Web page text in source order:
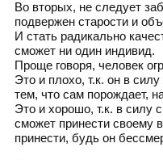
Во вторых, не следует
подвержен старости и
И стать радикально
сможет ни один индивид.
Проще говоря, человек
Это и плохо, т.к. он в
тем, что сам порождает,
Это и хорошо, т.к. в силу
сможет принести своему
принести, будь он